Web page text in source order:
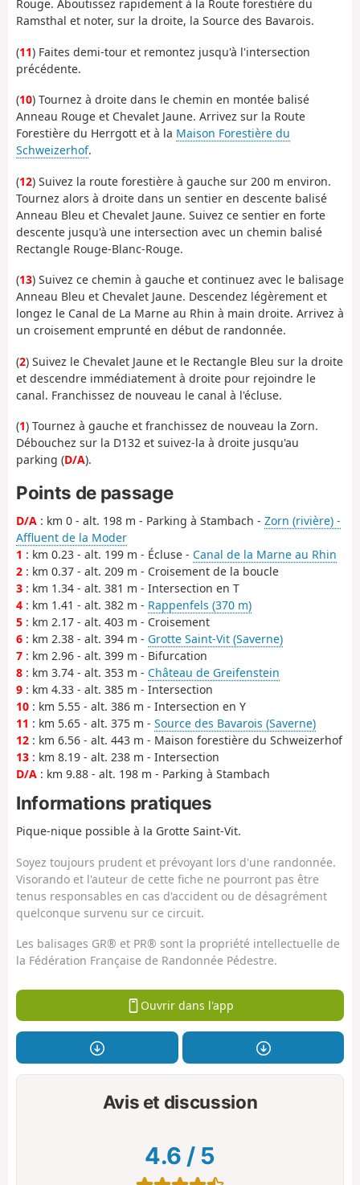
Rouge. Aboutissez rapidement à la Route forestière du
Ramsthal et noter, sur la droite, la Source des Bavarois.
(11) Faites demi-tour et remontez jusqu'à l'intersection
précédente.
(10) Tournez à droite dans le chemin en montée balisé
Anneau Rouge et Chevalet Jaune. Arrivez sur la Route
Forestière du Herrgott et à la Maison Forestière du
Schweizerhof.
(12) Suivez la route forestière à gauche sur 200 m environ.
Tournez alors à droite dans un sentier en descente balisé
Anneau Bleu et Chevalet Jaune. Suivez ce sentier en forte
descente jusqu'à une intersection avec un chemin balisé
Rectangle Rouge-Blanc-Rouge.
(13) Suivez ce chemin à gauche et continuez avec le balisage
Anneau Bleu et Chevalet Jaune. Descendez légèrement et
longez le Canal de La Marne au Rhin à main droite. Arrivez à
un croisement emprunté en début de randonnée.
(2) Suivez le Chevalet Jaune et le Rectangle Bleu sur la droite
et descendre immédiatement à droite pour rejoindre le
canal. Franchissez de nouveau le canal à l'écluse.
(1) Tournez à gauche et franchissez de nouveau la Zorn.
Débouchez sur la D132 et suivez-la à droite jusqu'au
parking (D/A).
Points de passage
D/A : km 0 - alt. 198 m - Parking à Stambach - Zorn (rivière) -
Affluent de la Moder
1 : km 0.23 - alt. 199 m - Écluse - Canal de la Marne au Rhin
2 : km 0.37 - alt. 209 m - Croisement de la boucle
3 : km 1.34 - alt. 381 m - Intersection en T
4 : km 1.41 - alt. 382 m - Rappenfels (370 m)
5 : km 2.17 - alt. 403 m - Croisement
6 : km 2.38 - alt. 394 m - Grotte Saint-Vit (Saverne)
7 : km 2.96 - alt. 399 m - Bifurcation
8 : km 3.74 - alt. 353 m - Château de Greifenstein
9 : km 4.33 - alt. 385 m - Intersection
10 : km 5.55 - alt. 386 m - Intersection en Y
11 : km 5.65 - alt. 375 m - Source des Bavarois (Saverne)
12 : km 6.56 - alt. 443 m - Maison forestière du Schweizerhof
13 : km 8.19 - alt. 238 m - Intersection
D/A : km 9.88 - alt. 198 m - Parking à Stambach
Informations pratiques
Pique-nique possible à la Grotte Saint-Vit.
Soyez toujours prudent et prévoyant lors d'une randonnée.
Visorando et l'auteur de cette fiche ne pourront pas être
tenus responsables en cas d'accident ou de désagrément
quelconque survenu sur ce circuit.
Les balisages GR® et PR® sont la propriété intellectuelle de
la Fédération Française de Randonnée Pédestre.
Ouvrir dans l'app
Avis et discussion
4.6 / 5